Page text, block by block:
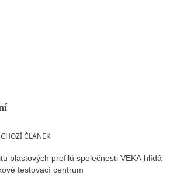
ČLÁNEK
plastových profilů společnosti VEKA hlídá
testovací centrum